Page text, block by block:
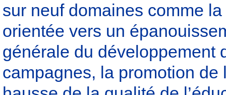
sur neuf domaines comme
orientée vers un
générale du développement
campagnes, la promotion de